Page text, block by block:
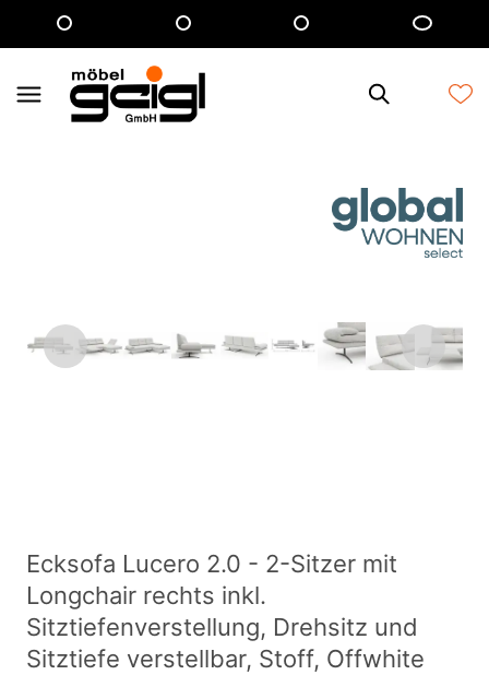
Ecksofa Lucero 2.0 - 2-Sitzer mit
Longchair rechts inkl.
Sitztiefenverstellung, Drehsitz und
Sitztiefe verstellbar, Stoff, Offwhite